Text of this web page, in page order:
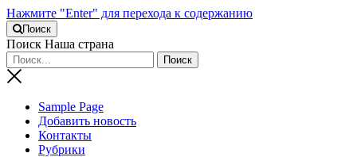
Нажмите "Enter" для перехода к содержанию
Поиск
Поиск Наша страна
Sample Page
Добавить новость
Контакты
Рубрики